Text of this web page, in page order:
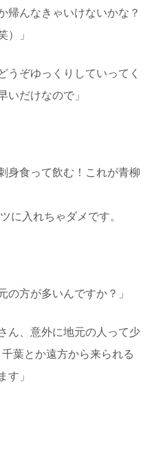
帰んなきゃいけないかな？
）」
うぞゆっくりしていってく
いだけなので」
身食って飲む！これが青柳
に入れちゃダメです。
の方が多いんですか？」
ん、意外に地元の人って少
葉とか遠方から来られる
す」